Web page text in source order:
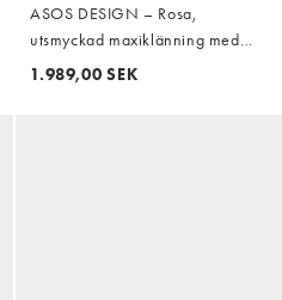
ASOS DESIGN – Rosa,
utsmyckad maxiklänning med
broderi, klockad kjol och långa
1.989,00 SEK